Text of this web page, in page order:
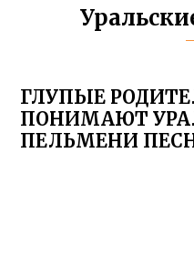
ГЛУПЫЕ
ПОНИМАЮТ
ПЕЛЬМЕНИ